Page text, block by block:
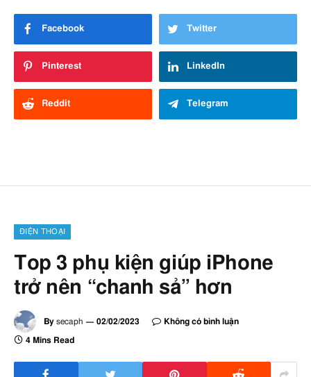
Facebook Twitter
Pinterest LinkedIn
Reddit Telegram
ĐIỆN THOẠI
Top 3 phụ kiện giúp iPhone
trở nên “chanh sả” hơn
By secaph 02/02/2023 Không có bình luận
4 Mins Read